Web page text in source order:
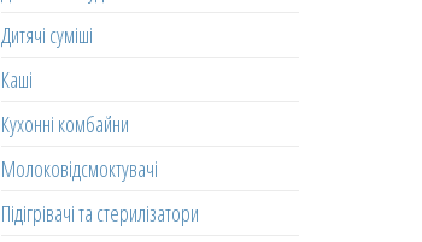
Дитячі суміші
Каші
Кухонні комбайни
Молоковідсмоктувачі
Підігрівачі та стерилізатори